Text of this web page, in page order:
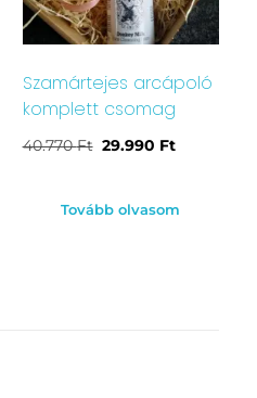
Szamártejes arcápoló
komplett csomag
40.770Ft 29.990 Ft
Tovább olvasom